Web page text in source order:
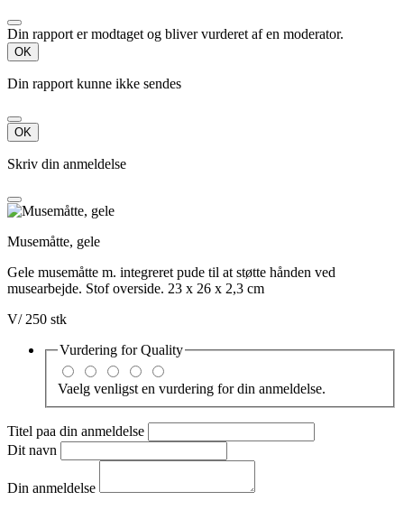
Din rapport er modtaget og bliver vurderet af en moderator.
OK
Din rapport kunne ikke sendes
OK
Skriv din anmeldelse
Musemåtte, gele
Gele musemåtte m. integreret pude til at støtte hånden ved
musearbejde. Stof overside. 23 x 26 x 2,3 cm
V/ 250 stk
Vurdering forQuality
Vaelg venligst en vurdering for din anmeldelse.
Titel paa din anmeldelse
Dit navn
Din anmeldelse